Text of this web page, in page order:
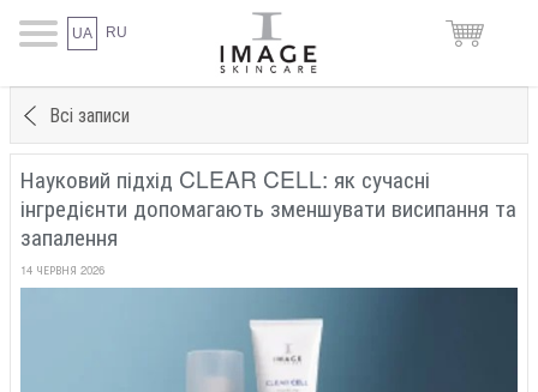
UA RU
Всі записи
Науковий підхід CLEAR CELL: як сучасні
інгредієнти допомагають зменшувати висипання та
запалення
14 ЧЕРВНЯ 2026